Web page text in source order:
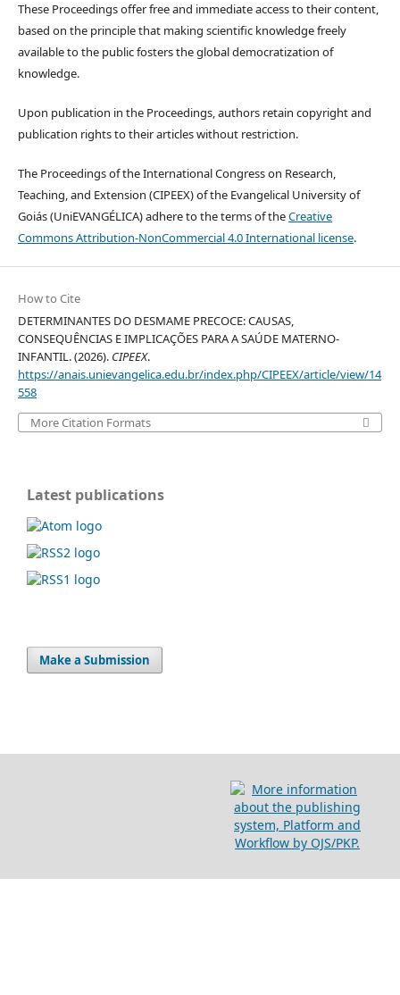
These Proceedings offer free and immediate access to their content,
based on the principle that making scientific knowledge freely
available to the public fosters the global democratization of
knowledge.
Upon publication in the Proceedings, authors retain copyright and
publication rights to their articles without restriction.
The Proceedings of the International Congress on Research,
Teaching, and Extension (CIPEEX) of the Evangelical University of
Goiás (UniEVANGÉLICA) adhere to the terms of theCreative
Commons Attribution-NonCommercial 4.0 International license.
How to Cite
DETERMINANTES DO DESMAME PRECOCE: CAUSAS,
CONSEQUÊNCIAS E IMPLICAÇÕES PARA A SAÚDE MATERNO-
INFANTIL. (2026). CIPEEX.
https://anais.unievangelica.edu.br/index.php/CIPEEX/article/view/14
558
More Citation Formats
Latest publications
Make a Submission